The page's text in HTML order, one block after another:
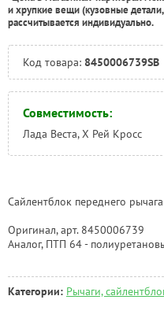
и хрупкие вещи (кузовные
рассчитывается индивидуально.
Код товара: 8450006739SB
Совместимость:
Лада Веста, Х Рей Кросс
Сайлентблок переднего
Оригинал, арт. 8450006739
Аналог, ПТП 64 -
Категории: Рычаги,